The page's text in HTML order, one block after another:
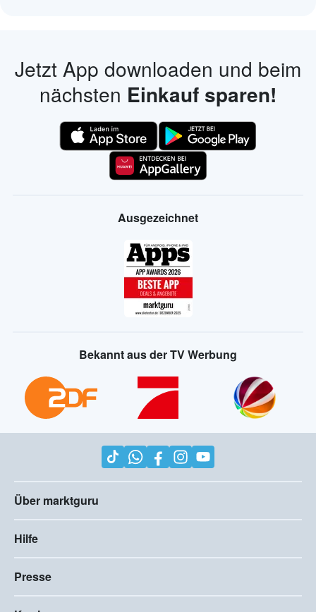
Jetzt App downloaden und beim
nächsten Einkauf sparen!
Ausgezeichnet
Bekannt aus der TV Werbung
Über marktguru
Hilfe
Presse